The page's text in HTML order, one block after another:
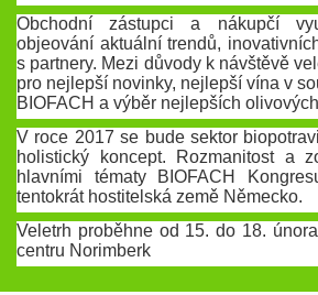
Obchodní zástupci a nákupčí
objeování aktuální trendů,
s partnery. Mezi důvody k návštěvě
pro nejlepší novinky, nejlepší vína v
BIOFACH a výběr nejlepších
V roce 2017 se bude sektor
holistický koncept. Rozmanitost a
hlavními tématy BIOFACH
tentokrát hostitelská země Německo.
Veletrh proběhne od 15. do 18.
centru Norimberk